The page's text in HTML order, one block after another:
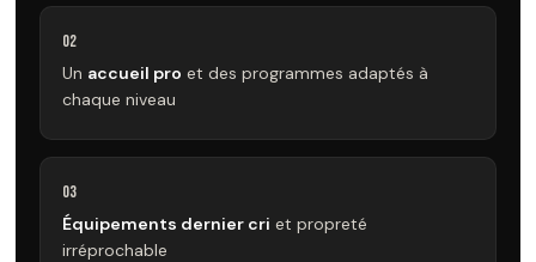
02
Un accueil pro et des programmes adaptés à
chaque niveau
03
Équipements dernier cri et propreté
irréprochable